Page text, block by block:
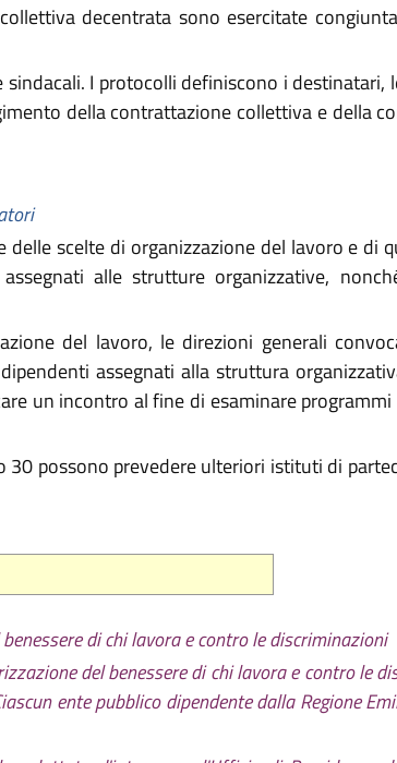
decentrata sono esercitate
I protocolli definiscono i destinatari,
della contrattazione collettiva e della
scelte di organizzazione del lavoro e di
alle strutture organizzative,
del lavoro, le direzioni generali
assegnati alla struttura
un incontro al fine di esaminare
possono prevedere ulteriori istituti di
di chi lavora e contro le discriminazioni
del benessere di chi lavora e contro le
ente pubblico dipendente dalla Regione